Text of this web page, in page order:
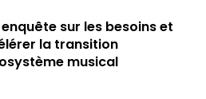
enquête sur les besoins et
la transition
musical